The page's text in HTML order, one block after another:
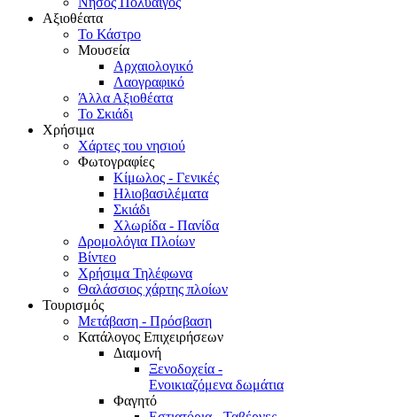
Αξιοθέατα
Το Κάστρο
Μουσεία
Αρχαιολογικό
Λαογραφικό
Άλλα Αξιοθέατα
Το Σκιάδι
Χρήσιμα
Χάρτες του νησιού
Φωτογραφίες
Κίμωλος - Γενικές
Ηλιοβασιλέματα
Σκιάδι
Χλωρίδα - Πανίδα
Δρομολόγια Πλοίων
Βίντεο
Χρήσιμα Τηλέφωνα
Θαλάσσιος χάρτης πλοίων
Τουρισμός
Μετάβαση - Πρόσβαση
Κατάλογος Επιχειρήσεων
Διαμονή
Ξενοδοχεία -
Ενοικιαζόμενα δωμάτια
Φαγητό